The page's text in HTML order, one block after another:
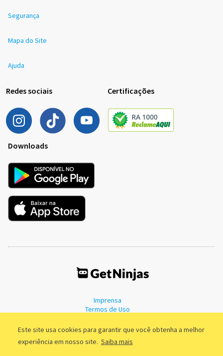
Este site usa cookies para garantir que você obtenha a melhor
experiência em nosso site. Saiba mais
Segurança
Mapa do Site
Ajuda
Redes sociais Certificações
Downloads
Imprensa
Termos de Uso